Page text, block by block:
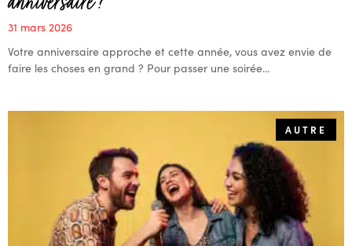
31 mars 2026
Votre anniversaire approche et cette année, vous avez envie de
faire les choses en grand ? Pour passer une soirée…
AUTRE